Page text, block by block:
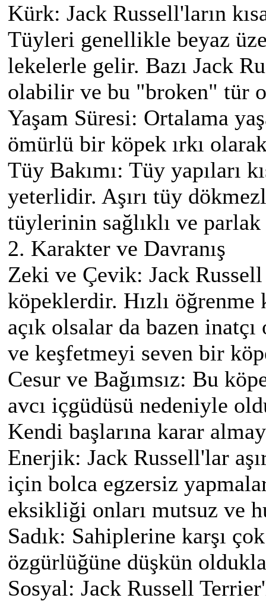
Kürk: Jack Russell'ların
Tüyleri genellikle beyaz
lekelerle gelir. Bazı Jack
olabilir ve bu "broken" tür
Yaşam Süresi: Ortalama
ömürlü bir köpek ırkı
Tüy Bakımı: Tüy yapıları
yeterlidir. Aşırı tüy
tüylerinin sağlıklı ve parlak
2. Karakter ve Davranış
Zeki ve Çevik: Jack
köpeklerdir. Hızlı
açık olsalar da bazen
ve keşfetmeyi seven bir
Cesur ve Bağımsız: Bu
avcı içgüdüsü nedeniyle
Kendi başlarına karar
Enerjik: Jack Russell'lar
için bolca egzersiz
eksikliği onları mutsuz ve
Sadık: Sahiplerine karşı
özgürlüğüne düşkün
Sosyal: Jack Russell